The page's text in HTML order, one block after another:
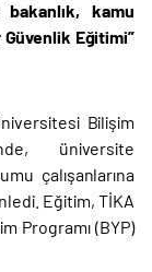
kamu
Güvenlik Eğitimi”
Bilişim
üniversite
çalışanlarına
Eğitim, TİKA
Programı (BYP)